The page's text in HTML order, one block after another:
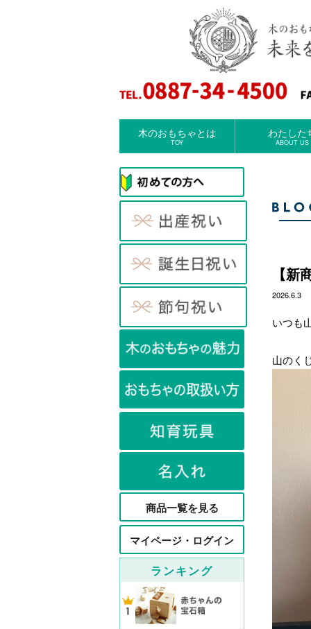
木のおもちゃとは
TOY
わたした
ABOUT US
商品一覧を見る
マイページ・ログイン
ランキング
【
2026.6.3
いつも
山のく